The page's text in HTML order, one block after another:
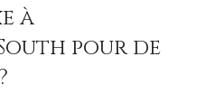
à
pour de